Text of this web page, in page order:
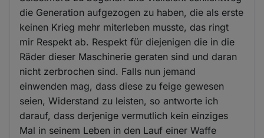
die Generation aufgezogen zu haben, die als erste
keinen Krieg mehr miterleben musste, das ringt
mir Respekt ab. Respekt für diejenigen die in die
Räder dieser Maschinerie geraten sind und daran
nicht zerbrochen sind. Falls nun jemand
einwenden mag, dass diese zu feige gewesen
seien, Widerstand zu leisten, so antworte ich
darauf, dass derjenige vermutlich kein einziges
Mal in seinem Leben in den Lauf einer Waffe